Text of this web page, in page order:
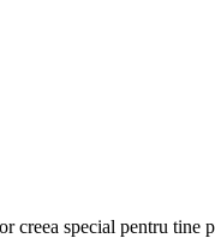
creea special pentru tine